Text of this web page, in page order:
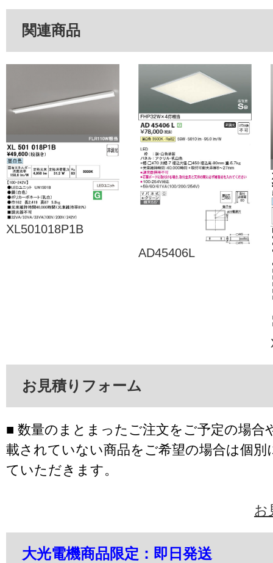
関連商品
XL501018P1B
AD45406L
お見積りフォーム
■ 数量のまとまったご注文をご予定の場合
載されていない商品をご希望の場合は個別
ていただきます。
お
大光電機商品限定：即日発送